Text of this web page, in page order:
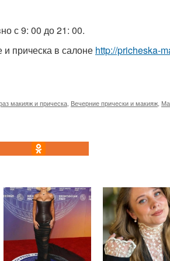
с 9: 00 до 21: 00.
прическа в салоне http://pricheska-
макияж и прическа Вечерние прически и макияж